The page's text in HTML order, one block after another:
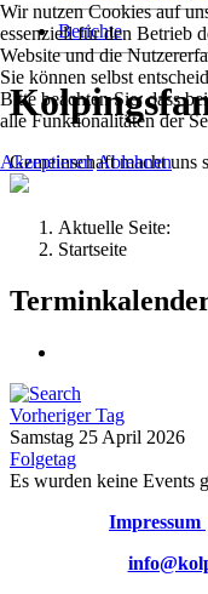
Berichte
Gemeinschaft macht uns
Aktuelle Seite:
Startseite
Vorheriger Tag
Samstag 25 April 2026
Folgetag
Es wurden keine Events
Impressum
Wir nutzen Cookies auf
essenziell für den Betrieb
Website und die
Sie können selbst
Bitte beachten Sie, dass
alle Funktionalitäten der
AkzeptierenAblehnen